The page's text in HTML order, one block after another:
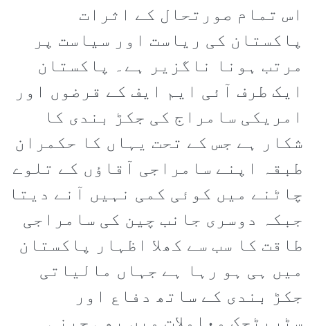
اس تمام صورتحال کے اثرات
پاکستان کی ریاست اور سیاست پر
مرتب ہونا ناگزیر ہے۔ پاکستان
ایک طرف آئی ایم ایف کے قرضوں اور
امریکی سامراج کی جکڑ بندی کا
شکار ہے جس کے تحت یہاں کا حکمران
طبقہ اپنے سامراجی آقاؤں کے تلوے
چاٹنے میں کوئی کمی نہیں آنے دیتا
جبکہ دوسری جانب چین کی سامراجی
طاقت کا سب سے کھلا اظہار پاکستان
میں ہی ہو رہا ہے جہاں مالیاتی
جکڑ بندی کے ساتھ دفاع اور